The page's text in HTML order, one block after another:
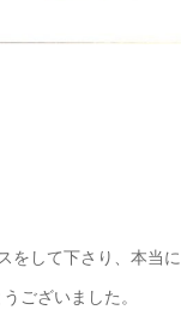
をして下さり、本当に
ございました。